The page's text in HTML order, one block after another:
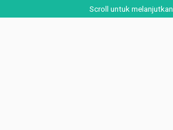
Scroll untuk melanjutkan